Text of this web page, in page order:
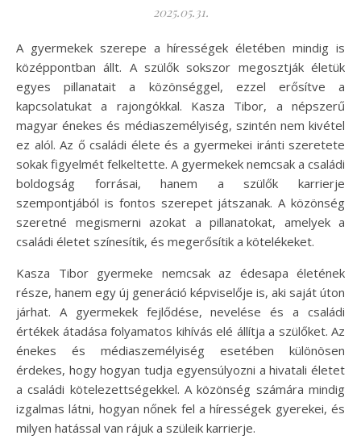
2025.05.31.
A gyermekek szerepe a hírességek életében mindig is
középpontban állt. A szülők sokszor megosztják életük
egyes pillanatait a közönséggel, ezzel erősítve a
kapcsolatukat a rajongókkal. Kasza Tibor, a népszerű
magyar énekes és médiaszemélyiség, szintén nem kivétel
ez alól. Az ő családi élete és a gyermekei iránti szeretete
sokak figyelmét felkeltette. A gyermekek nemcsak a családi
boldogság forrásai, hanem a szülők karrierje
szempontjából is fontos szerepet játszanak. A közönség
szeretné megismerni azokat a pillanatokat, amelyek a
családi életet színesítik, és megerősítik a kötelékeket.
Kasza Tibor gyermeke nemcsak az édesapa életének
része, hanem egy új generáció képviselője is, aki saját úton
járhat. A gyermekek fejlődése, nevelése és a családi
értékek átadása folyamatos kihívás elé állítja a szülőket. Az
énekes és médiaszemélyiség esetében különösen
érdekes, hogy hogyan tudja egyensúlyozni a hivatali életet
a családi kötelezettségekkel. A közönség számára mindig
izgalmas látni, hogyan nőnek fel a hírességek gyerekei, és
milyen hatással van rájuk a szüleik karrierje.